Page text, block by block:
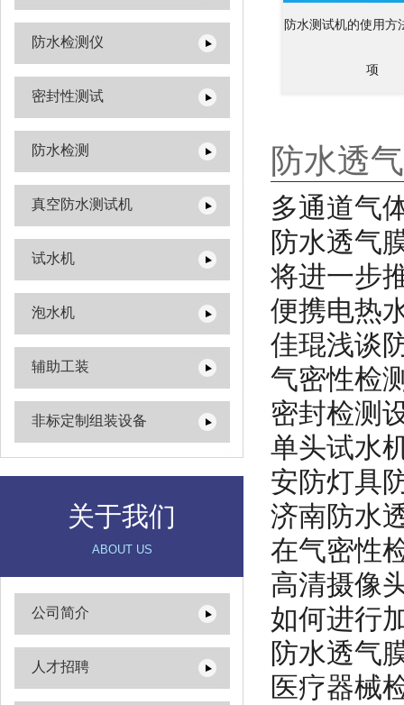
防水检测仪
密封性测试
防水检测
真空防水测试机
试水机
泡水机
辅助工装
非标定制组装设备
关于我们
ABOUT US
公司简介
人才招聘
防水测试机的使用方
项
防水透
多通道气
防水透气
将进一步
便携电热
佳琨浅谈
气密性检
密封检测
单头试水
安防灯具
济南防水
在气密性
高清摄像
如何进行
防水透气
医疗器械